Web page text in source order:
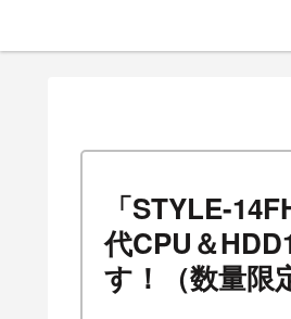
「STYLE-
代CPU＆
す！（数量限